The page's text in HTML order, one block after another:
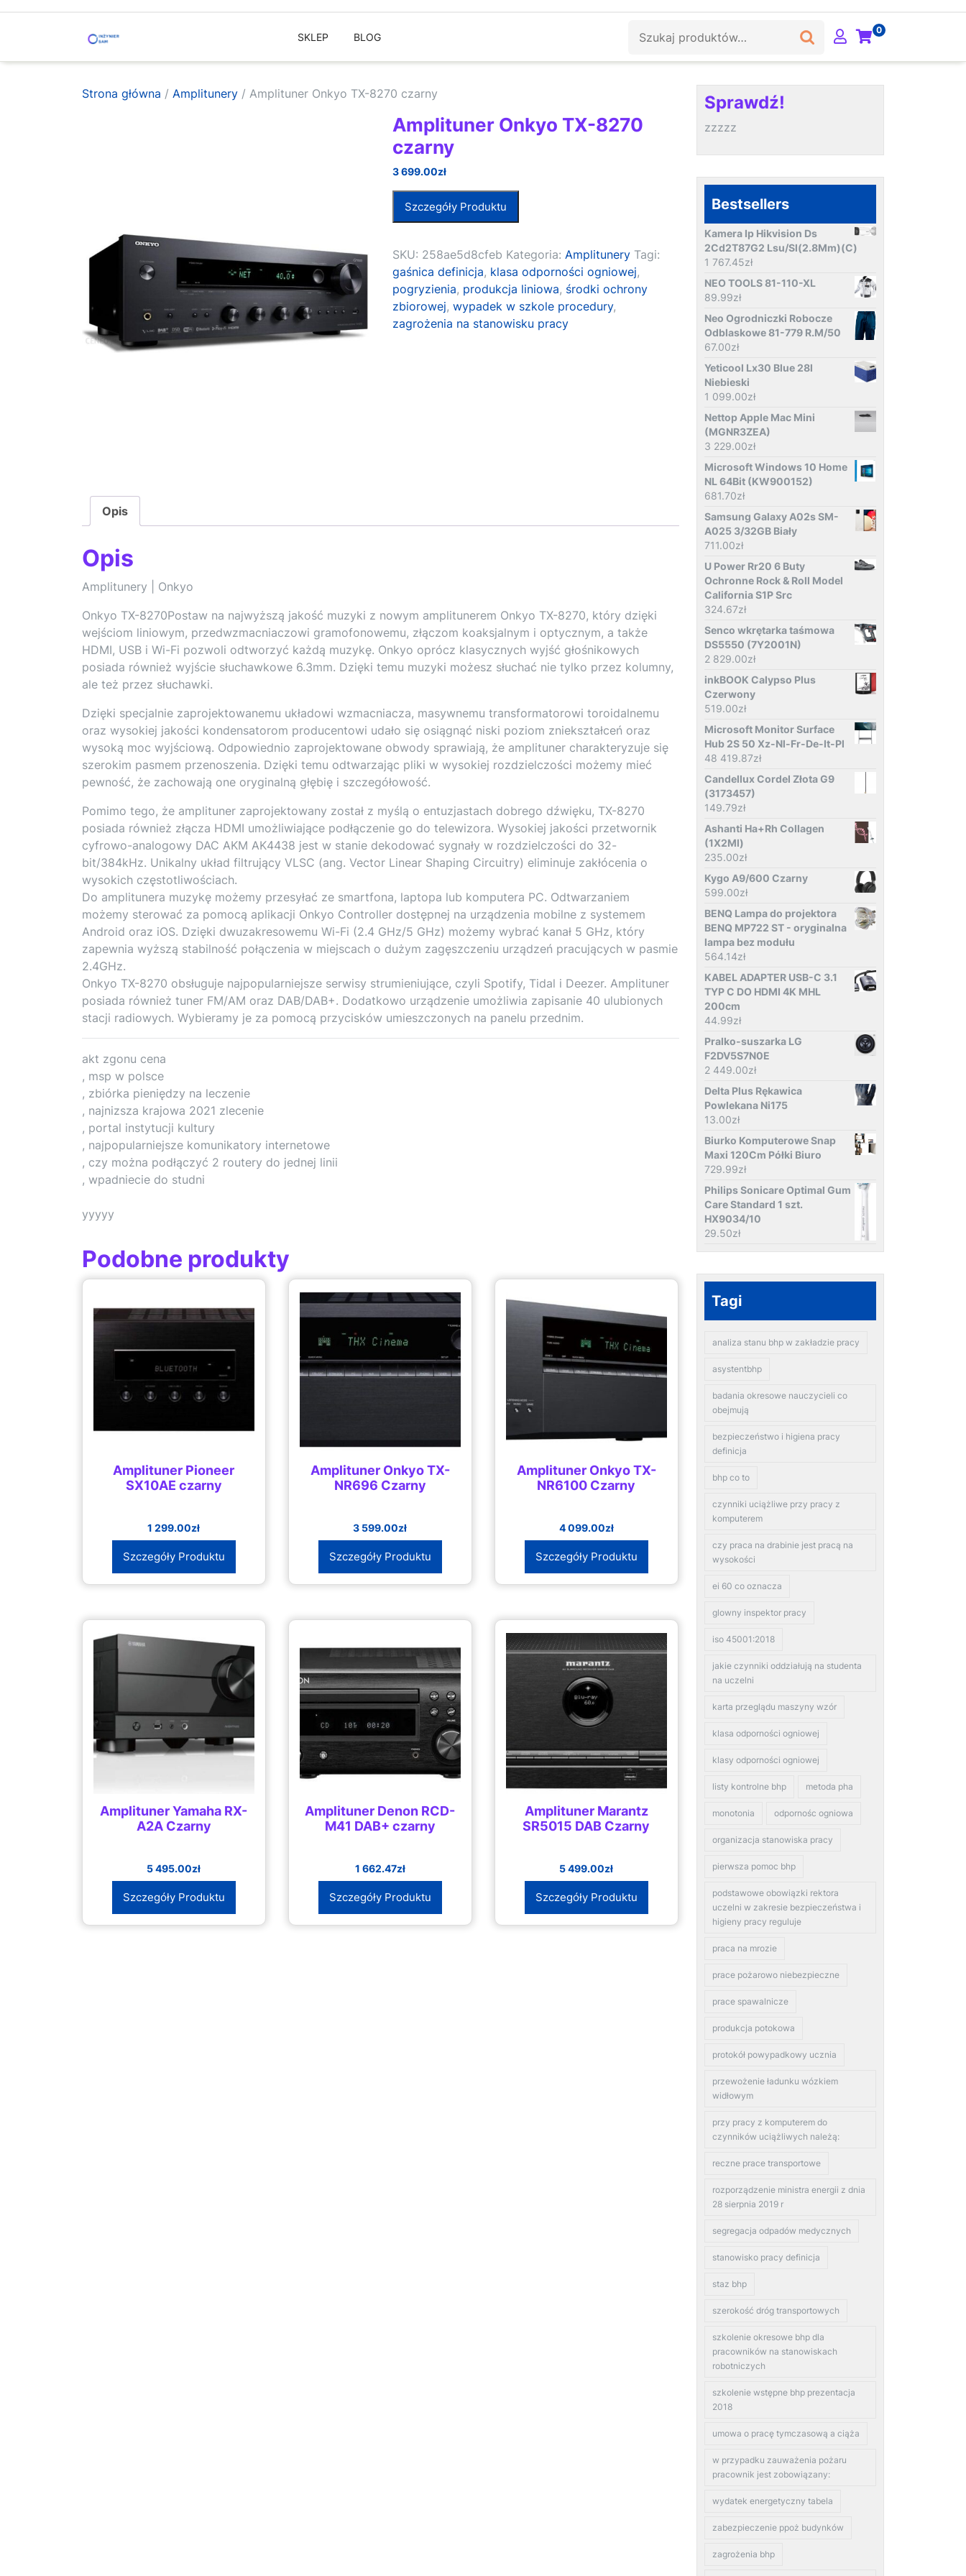
SKLEP BLOG
0
Strona główna / Amplitunery / Amplituner Onkyo TX-8270 czarny
Amplituner Onkyo TX-8270
czarny
3 699.00zł
Szczegóły Produktu
SKU: 258ae5d8cfeb Kategoria:Amplitunery Tagi:
gaśnica definicja, klasa odporności ogniowej,
pogryzienia, produkcja liniowa, środki ochrony
zbiorowej,wypadek w szkole procedury,
zagrożenia na stanowisku pracy
Opis
Opis
Amplitunery | Onkyo
Onkyo TX-8270Postaw na najwyższą jakość muzyki z nowym amplitunerem Onkyo TX-8270, który dzięki
wejściom liniowym, przedwzmacniaczowi gramofonowemu, złączom koaksjalnym i optycznym, a także
HDMI, USB i Wi-Fi pozwoli odtworzyć każdą muzykę. Onkyo oprócz klasycznych wyjść głośnikowych
posiada również wyjście słuchawkowe 6.3mm. Dzięki temu muzyki możesz słuchać nie tylko przez kolumny,
ale też przez słuchawki.
Dzięki specjalnie zaprojektowanemu układowi wzmacniacza, masywnemu transformatorowi toroidalnemu
oraz wysokiej jakości kondensatorom producentowi udało się osiągnąć niski poziom zniekształceń oraz
wysoką moc wyjściową. Odpowiednio zaprojektowane obwody sprawiają, że amplituner charakteryzuje się
szerokim pasmem przenoszenia. Dzięki temu odtwarzając pliki w wysokiej rozdzielczości możemy mieć
pewność, że zachowają one oryginalną głębię i szczegółowość.
Pomimo tego, że amplituner zaprojektowany został z myślą o entuzjastach dobrego dźwięku, TX-8270
posiada również złącza HDMI umożliwiające podłączenie go do telewizora. Wysokiej jakości przetwornik
cyfrowo-analogowy DAC AKM AK4438 jest w stanie dekodować sygnały w rozdzielczości do 32-
bit/384kHz. Unikalny układ filtrujący VLSC (ang. Vector Linear Shaping Circuitry) eliminuje zakłócenia o
wysokich częstotliwościach.
Do amplitunera muzykę możemy przesyłać ze smartfona, laptopa lub komputera PC. Odtwarzaniem
możemy sterować za pomocą aplikacji Onkyo Controller dostępnej na urządzenia mobilne z systemem
Android oraz iOS. Dzięki dwuzakresowemu Wi-Fi (2.4 GHz/5 GHz) możemy wybrać kanał 5 GHz, który
zapewnia wyższą stabilność połączenia w miejscach o dużym zagęszczeniu urządzeń pracujących w pasmie
2.4GHz.
Onkyo TX-8270 obsługuje najpopularniejsze serwisy strumieniujące, czyli Spotify, Tidal i Deezer. Amplituner
posiada również tuner FM/AM oraz DAB/DAB+. Dodatkowo urządzenie umożliwia zapisanie 40 ulubionych
stacji radiowych. Wybieramy je za pomocą przycisków umieszczonych na panelu przednim.
akt zgonu cena
, msp w polsce
, zbiórka pieniędzy na leczenie
, najnizsza krajowa 2021 zlecenie
, portal instytucji kultury
, najpopularniejsze komunikatory internetowe
, czy można podłączyć 2 routery do jednej linii
, wpadniecie do studni
yyyyy
Podobne produkty
Amplituner Pioneer
SX10AE czarny
1 299.00zł
Szczegóły Produktu
Amplituner Onkyo TX-
NR696 Czarny
3 599.00zł
Szczegóły Produktu
Amplituner Onkyo TX-
NR6100 Czarny
4 099.00zł
Szczegóły Produktu
Amplituner Yamaha RX-
A2A Czarny
5 495.00zł
Szczegóły Produktu
Amplituner Denon RCD-
M41 DAB+ czarny
1 662.47zł
Szczegóły Produktu
Amplituner Marantz
SR5015 DAB Czarny
5 499.00zł
Szczegóły Produktu
Sprawdź!
zzzzz
Bestsellers
Kamera Ip Hikvision Ds
2Cd2T87G2 Lsu/Sl(2.8Mm)(C)
1 767.45zł
NEO TOOLS 81-110-XL
89.99zł
Neo Ogrodniczki Robocze
Odblaskowe 81-779 R.M/50
67.00zł
Yeticool Lx30 Blue 28l
Niebieski
1 099.00zł
Nettop Apple Mac Mini
(MGNR3ZEA)
3 229.00zł
Microsoft Windows 10 Home
NL 64Bit (KW900152)
681.70zł
Samsung Galaxy A02s SM-
A025 3/32GB Biały
711.00zł
U Power Rr20 6 Buty
Ochronne Rock & Roll Model
California S1P Src
324.67zł
Senco wkrętarka taśmowa
DS5550 (7Y2001N)
2 829.00zł
inkBOOK Calypso Plus
Czerwony
519.00zł
Microsoft Monitor Surface
Hub 2S 50 Xz-Nl-Fr-De-It-Pl
48 419.87zł
Candellux Cordel Złota G9
(3173457)
149.79zł
Ashanti Ha+Rh Collagen
(1X2Ml)
235.00zł
Kygo A9/600 Czarny
599.00zł
BENQ Lampa do projektora
BENQ MP722 ST - oryginalna
lampa bez modułu
564.14zł
KABEL ADAPTER USB-C 3.1
TYP C DO HDMI 4K MHL
200cm
44.99zł
Pralko-suszarka LG
F2DV5S7N0E
2 449.00zł
Delta Plus Rękawica
Powlekana Ni175
13.00zł
Biurko Komputerowe Snap
Maxi 120Cm Półki Biuro
729.99zł
Philips Sonicare Optimal Gum
Care Standard 1 szt.
HX9034/10
29.50zł
Tagi
analiza stanu bhp w zakładzie pracy
asystentbhp
badania okresowe nauczycieli co
obejmują
bezpieczeństwo i higiena pracy
definicja
bhp co to
czynniki uciążliwe przy pracy z
komputerem
czy praca na drabinie jest pracą na
wysokości
ei 60 co oznacza
glowny inspektor pracy
iso 45001:2018
jakie czynniki oddziałują na studenta
na uczelni
karta przeglądu maszyny wzór
klasa odporności ogniowej
klasy odporności ogniowej
listy kontrolne bhp metoda pha
monotonia odpornośc ogniowa
organizacja stanowiska pracy
pierwsza pomoc bhp
podstawowe obowiązki rektora
uczelni w zakresie bezpieczeństwa i
higieny pracy reguluje
praca na mrozie
prace pożarowo niebezpieczne
prace spawalnicze
produkcja potokowa
protokół powypadkowy ucznia
przewożenie ładunku wózkiem
widłowym
przy pracy z komputerem do
czynników uciążliwych należą:
reczne prace transportowe
rozporządzenie ministra energii z dnia
28 sierpnia 2019 r
segregacja odpadów medycznych
stanowisko pracy definicja
staz bhp
szerokość dróg transportowych
szkolenie okresowe bhp dla
pracowników na stanowiskach
robotniczych
szkolenie wstępne bhp prezentacja
2018
umowa o pracę tymczasową a ciąża
w przypadku zauważenia pożaru
pracownik jest zobowiązany:
wydatek energetyczny tabela
zabezpieczenie ppoż budynków
zagrożenia bhp